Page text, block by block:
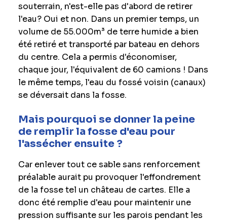
souterrain, n'est-elle pas d'abord de retirer
l'eau? Oui et non. Dans un premier temps, un
volume de 55.000m³ de terre humide a bien
été retiré et transporté par bateau en dehors
du centre. Cela a permis d'économiser,
chaque jour, l'équivalent de 60 camions ! Dans
le même temps, l'eau du fossé voisin (canaux)
se déversait dans la fosse.
Mais pourquoi se donner la peine
de remplir la fosse d'eau pour
l'assécher ensuite ?
Car enlever tout ce sable sans renforcement
préalable aurait pu provoquer l'effondrement
de la fosse tel un château de cartes. Elle a
donc été remplie d'eau pour maintenir une
pression suffisante sur les parois pendant les